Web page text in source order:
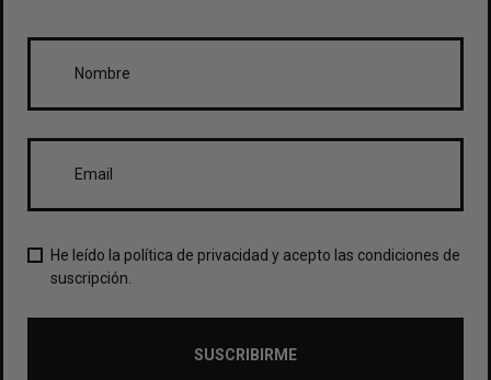
He leído la política de privacidad y acepto las condiciones de
suscripción.
SUSCRIBIRME